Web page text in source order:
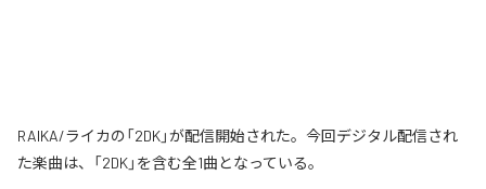
RAIKA/ライカの「2DK」が配信開始された。今回デジタル配信され
た楽曲は、「2DK」を含む全1曲となっている。